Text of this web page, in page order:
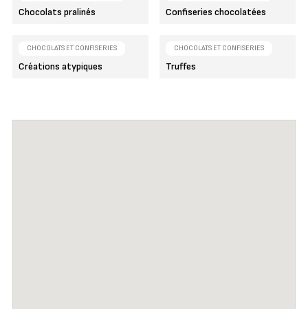
Chocolats pralinés Confiseries chocolatées
CHOCOLATS ET CONFISERIES
Créations atypiques
CHOCOLATS ET CONFISERIES
Truffes